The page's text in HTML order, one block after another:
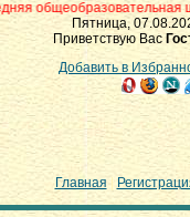
школа
Пятница,
Приветствую Вас
Добавить в
Главная